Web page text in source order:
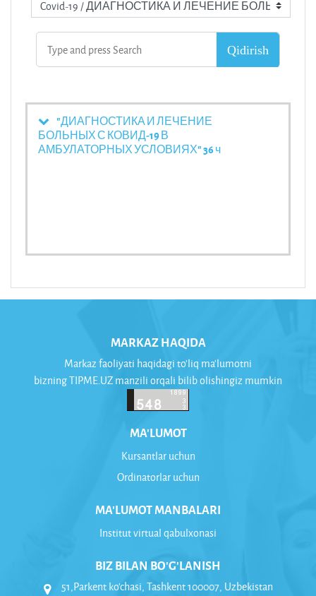
"ДИАГНОСТИКА И ЛЕЧЕНИЕ
БОЛЬНЫХ С КОВИД-19 В
АМБУЛАТОРНЫХ УСЛОВИЯХ" 36 ч
MARKAZ HAQIDA
Markaz faoliyati haqidagi to'liq ma'lumotni
bizning TIPME.UZ manzili orqali bilib olishingiz mumkin
MA'LUMOT
Kursantlar uchun
Ordinatorlar uchun
MA'LUMOT MANBALARI
Institut virtual qabulxonasi
BIZ BILAN BO'G'LANISH
51,Parkent ko'chasi, Tashkent 100007, Uzbekistan